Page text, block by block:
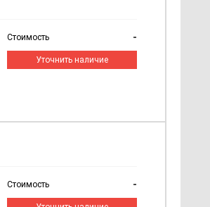
Стоимость -
Уточнить наличие
Стоимость -